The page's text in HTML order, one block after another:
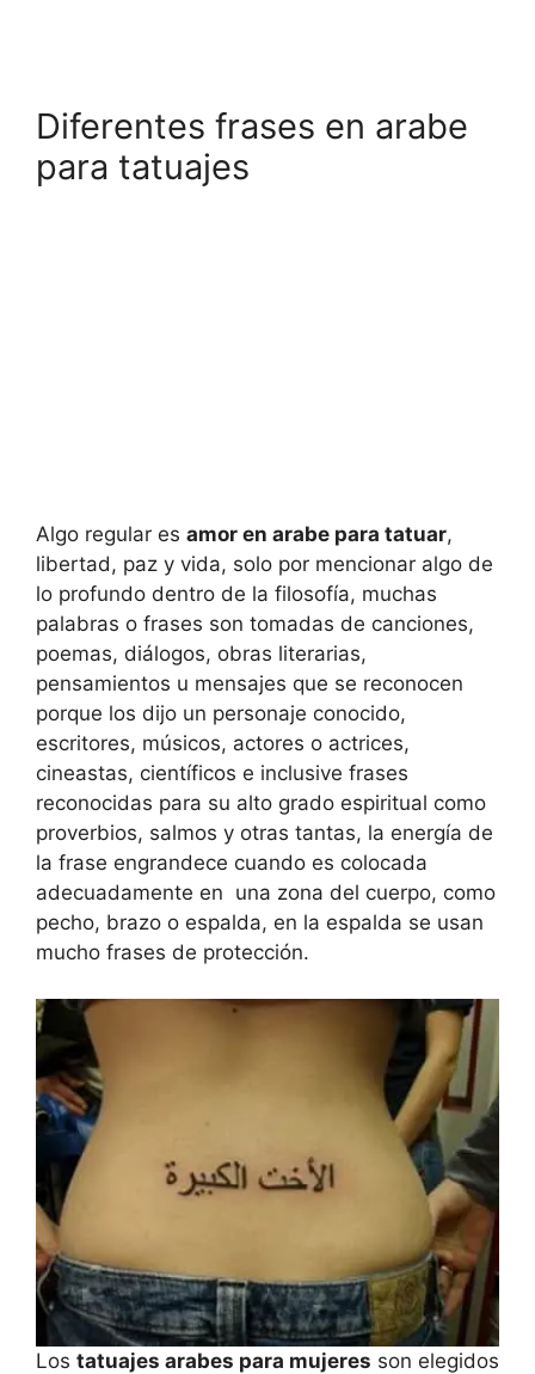
Diferentes frases en arabe
para tatuajes
Algo regular es amor en arabe para tatuar,
libertad, paz y vida, solo por mencionar algo de
lo profundo dentro de la filosofía, muchas
palabras o frases son tomadas de canciones,
poemas, diálogos, obras literarias,
pensamientos u mensajes que se reconocen
porque los dijo un personaje conocido,
escritores, músicos, actores o actrices,
cineastas, científicos e inclusive frases
reconocidas para su alto grado espiritual como
proverbios, salmos y otras tantas, la energía de
la frase engrandece cuando es colocada
adecuadamente en una zona del cuerpo, como
pecho, brazo o espalda, en la espalda se usan
mucho frases de protección.
Los tatuajes arabes para mujeres son elegidos